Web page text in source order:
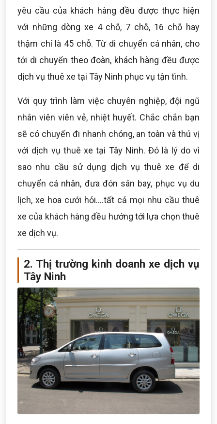
yêu cầu của khách hàng đều được thực hiện
với những dòng xe 4 chỗ, 7 chỗ, 16 chỗ hay
thậm chí là 45 chỗ. Từ di chuyển cá nhân, cho
tới di chuyển theo đoàn, khách hàng đều được
dịch vụ thuê xe tại Tây Ninh phục vụ tận tình.
Với quy trình làm việc chuyên nghiệp, đội ngũ
nhân viên viên vẻ, nhiệt huyết. Chắc chắn bạn
sẽ có chuyến đi nhanh chóng, an toàn và thú vị
với dịch vụ thuê xe tại Tây Ninh. Đó là lý do vì
sao nhu cầu sử dụng dịch vụ thuê xe để di
chuyển cá nhân, đưa đón sân bay, phục vụ du
lịch, xe hoa cưới hỏi....tất cả mọi nhu cầu thuê
xe của khách hàng đều hướng tới lựa chọn thuê
xe dịch vụ.
2. Thị trường kinh doanh xe dịch vụ
Tây Ninh